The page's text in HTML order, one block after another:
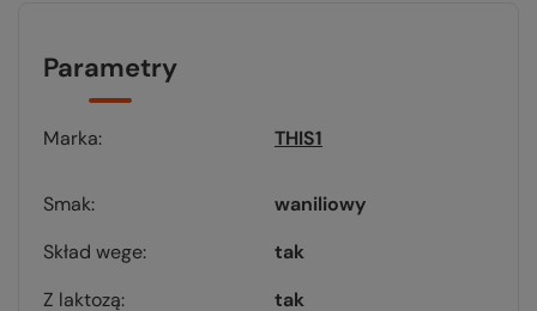
Parametry
Marka THIS1
Smak
waniliowy
Skład wege
tak
Z laktozą
tak